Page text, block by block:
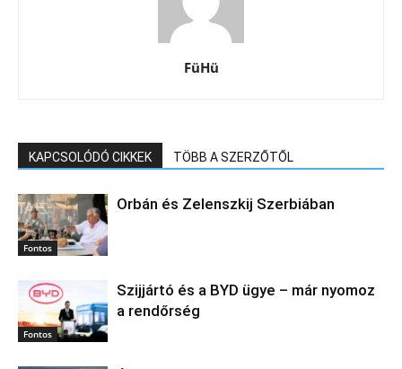
FüHü
KAPCSOLÓDÓ CIKKEK TÖBB A SZERZŐTŐL
Fontos
Orbán és Zelenszkij Szerbiában
Fontos
Szijjártó és a BYD ügye – már nyomoz
a rendőrség